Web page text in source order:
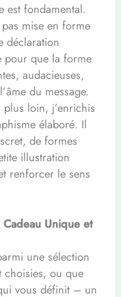
est fondamental.
mise en forme
déclaration
pour que la forme
audacieuses,
du message.
loin, j’enrichis
élaboré. Il
de formes
illustration
renforcer le sens
Unique et
une sélection
choisies, ou que
vous définit – un